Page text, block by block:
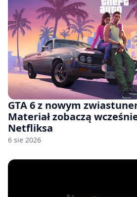
GTA 6 z nowym
Materiał zobaczą
Netfliksa
6 sie 2026